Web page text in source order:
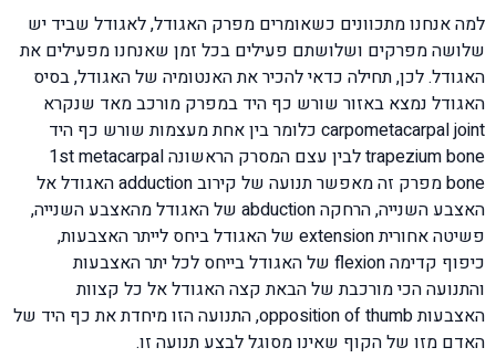
למה אנחנו מתכוונים כשאומרים מפרק האגודל, לאגודל שביד יש
שלושה מפרקים ושלושתם פעילים בכל זמן שאנחנו מפעילים את
האגודל. לכן, תחילה כדאי להכיר את האנטומיה של האגודל, בסיס
האגודל נמצא באזור שורש כף היד במפרק מורכב מאד שנקרא
carpometacarpal joint כלומר בין אחת מעצמות שורש כף היד
trapezium bone לבין עצם המסרק הראשונה 1st metacarpal
bone מפרק זה מאפשר תנועה של קירוב adduction האגודל אל
האצבע השנייה, הרחקה abduction של האגודל מהאצבע השנייה,
פשיטה אחורית extension של האגודל ביחס לייתר האצבעות,
כיפוף קדימה flexion של האגודל בייחס לכל יתר האצבעות
והתנועה הכי מורכבת של הבאת קצה האגודל אל כל קצוות
האצבעות opposition of thumb, התנועה הזו מיחדת את כף היד של
האדם מזו של הקוף שאינו מסוגל לבצע תנועה זו.